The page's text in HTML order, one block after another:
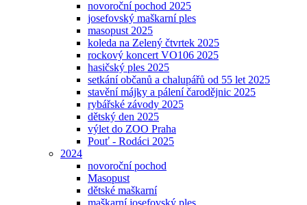
novoroční pochod 2025
josefovský maškarní ples
masopust 2025
koleda na Zelený čtvrtek 2025
rockový koncert VO106 2025
hasičský ples 2025
setkání občanů a chalupářů od 55 let 2025
stavění májky a pálení čarodějnic 2025
rybářské závody 2025
dětský den 2025
výlet do ZOO Praha
Pouť - Rodáci 2025
2024
novoroční pochod
Masopust
dětské maškarní
maškarní josefovský ples